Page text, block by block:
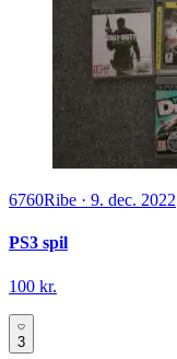
6760Ribe · 9. dec. 2022
PS3 spil
100 kr.
3